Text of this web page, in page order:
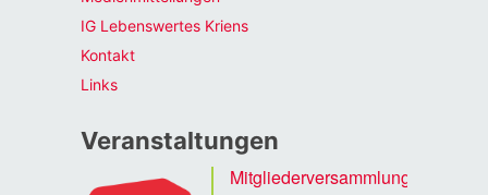
IG Lebenswertes Kriens
Kontakt
Links
Veranstaltungen
Mitgliederversammlung